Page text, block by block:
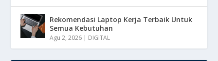
Rekomendasi Laptop Kerja Terbaik Untuk
Semua Kebutuhan
Agu 2, 2026 | DIGITAL